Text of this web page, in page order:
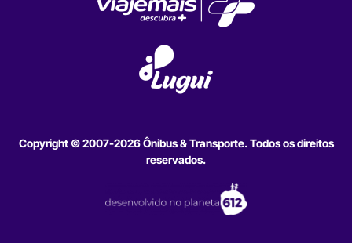
Copyright © 2007-2026 Ônibus & Transporte. Todos os direitos
reservados.